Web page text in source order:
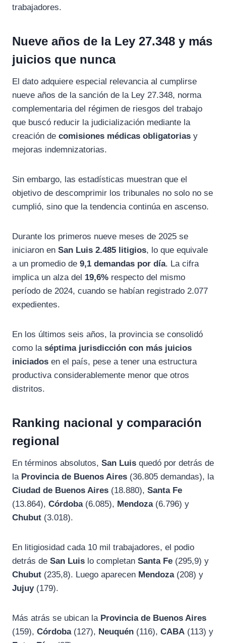
trabajadores.
Nueve años de la Ley 27.348 y más
juicios que nunca
El dato adquiere especial relevancia al cumplirse
nueve años de la sanción de la Ley 27.348, norma
complementaria del régimen de riesgos del trabajo
que buscó reducir la judicialización mediante la
creación de comisiones médicas obligatorias y
mejoras indemnizatorias.
Sin embargo, las estadísticas muestran que el
objetivo de descomprimir los tribunales no solo no se
cumplió, sino que la tendencia continúa en ascenso.
Durante los primeros nueve meses de 2025 se
iniciaron en San Luis 2.485 litigios, lo que equivale
a un promedio de 9,1 demandas por día. La cifra
implica un alza del 19,6% respecto del mismo
período de 2024, cuando se habían registrado 2.077
expedientes.
En los últimos seis años, la provincia se consolidó
como la séptima jurisdicción con más juicios
iniciados en el país, pese a tener una estructura
productiva considerablemente menor que otros
distritos.
Ranking nacional y comparación
regional
En términos absolutos, San Luis quedó por detrás de
la Provincia de Buenos Aires (36.805 demandas), la
Ciudad de Buenos Aires (18.880), Santa Fe
(13.864), Córdoba(6.085), Mendoza(6.796) y
Chubut (3.018).
En litigiosidad cada 10 mil trabajadores, el podio
detrás de San Luis lo completan Santa Fe (295,9) y
Chubut (235,8). Luego aparecen Mendoza(208) y
Jujuy(179).
Más atrás se ubican la Provincia de Buenos Aires
(159), Córdoba(127), Neuquén (116), CABA (113) y